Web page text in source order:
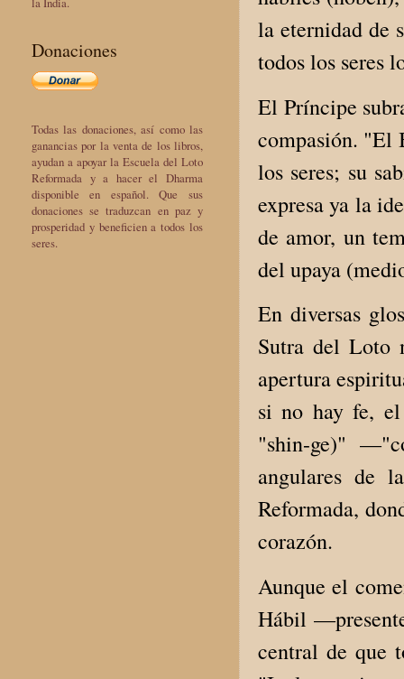
la eternidad de
todos los seres
El Príncipe
compasión. "El
los seres; su
expresa ya la
de amor, un
del upaya
En diversas
Sutra del Loto
apertura
si no hay fe,
"shin-ge)"
angulares de
Reformada,
corazón.
Aunque el
Hábil
central de que
Donaciones
Todas las donaciones, así como las
ganancias por la venta de los libros,
ayudan a apoyar la Escuela del Loto
Reformada y a hacer el Dharma
disponible en español. Que sus
donaciones se traduzcan en paz y
prosperidad y beneficien a todos los
seres.